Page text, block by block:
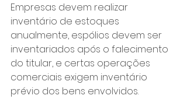
Empresas devem realizar
inventário de estoques
anualmente, espólios devem ser
inventariados após o falecimento
do titular, e certas operações
comerciais exigem inventário
prévio dos bens envolvidos.